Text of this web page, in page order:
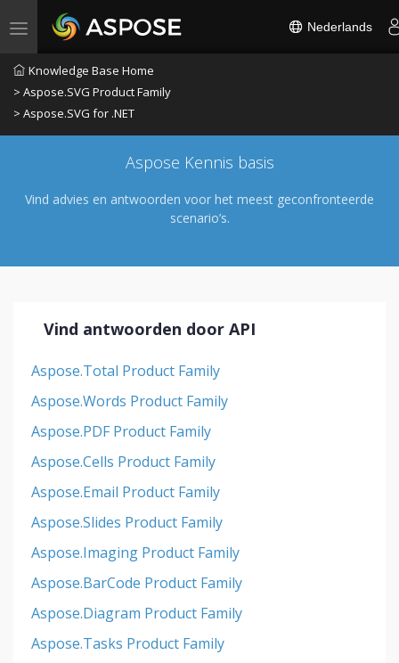
Toggle navigation Nederlands
Knowledge Base Home
> Aspose.SVG Product Family
> Aspose.SVG for .NET
Aspose Kennis basis
Vind advies en antwoorden voor het meest geconfronteerde
scenario’s.
Vind antwoorden door API
Aspose.Total Product Family
Aspose.Words Product Family
Aspose.PDF Product Family
Aspose.Cells Product Family
Aspose.Email Product Family
Aspose.Slides Product Family
Aspose.Imaging Product Family
Aspose.BarCode Product Family
Aspose.Diagram Product Family
Aspose.Tasks Product Family